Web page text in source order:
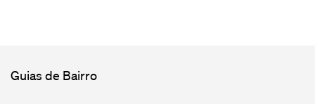
Guias de Bairro